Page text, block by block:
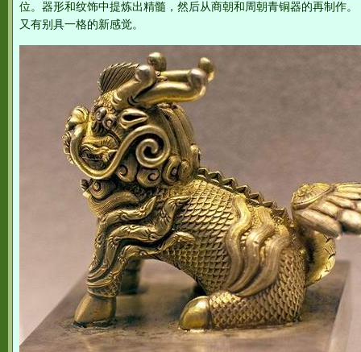
位。器形和纹饰中提炼出精髓，然后从商朝和周朝青铜器的再制作
又有别具一格的新感觉。